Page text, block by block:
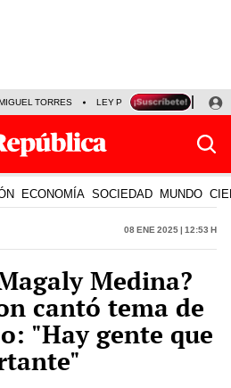
TORRES LEY PULPÍN PRECIO DEL
ECONOMÍA SOCIEDAD MUNDO
08 Ene 2025 | 12:53 h
Medina?
cantó tema de
"Hay gente que